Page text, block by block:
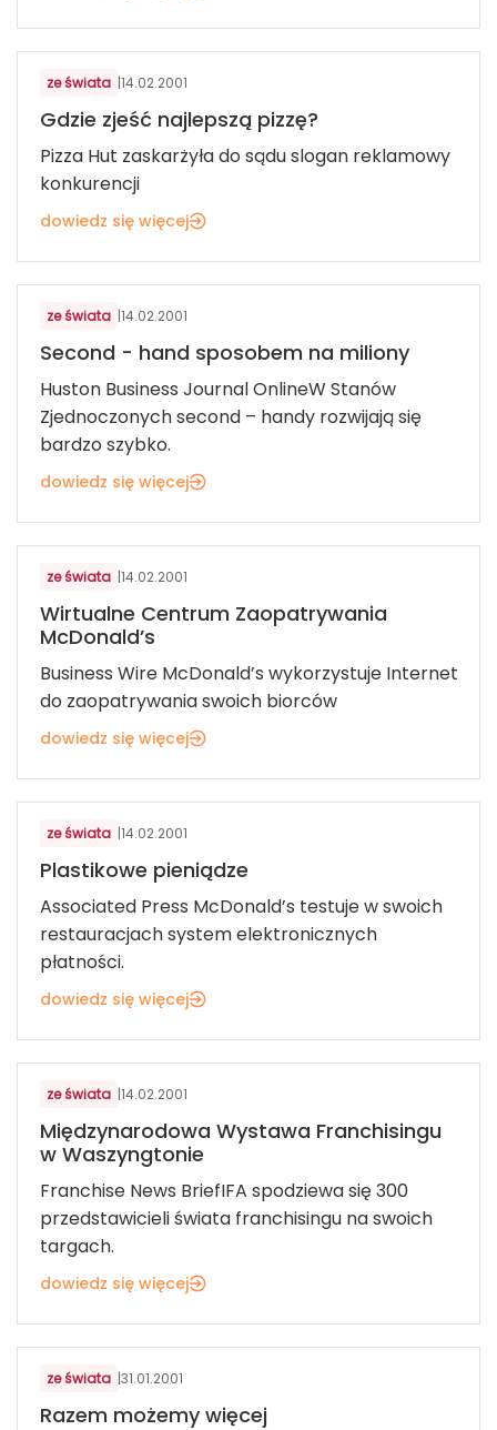
ze świata |14.02.2001
Gdzie zjeść najlepszą pizzę?
Pizza Hut zaskarżyła do sądu slogan reklamowy
konkurencji
dowiedz się więcej
ze świata |14.02.2001
Second - hand sposobem na miliony
Huston Business Journal OnlineW Stanów
Zjednoczonych second – handy rozwijają się
bardzo szybko.
dowiedz się więcej
ze świata |14.02.2001
Wirtualne Centrum Zaopatrywania
McDonald’s
Business Wire McDonald’s wykorzystuje Internet
do zaopatrywania swoich biorców
dowiedz się więcej
ze świata |14.02.2001
Plastikowe pieniądze
Associated Press McDonald’s testuje w swoich
restauracjach system elektronicznych
płatności.
dowiedz się więcej
ze świata |14.02.2001
Międzynarodowa Wystawa Franchisingu
w Waszyngtonie
Franchise News BriefIFA spodziewa się 300
przedstawicieli świata franchisingu na swoich
targach.
dowiedz się więcej
ze świata |31.01.2001
Razem możemy więcej